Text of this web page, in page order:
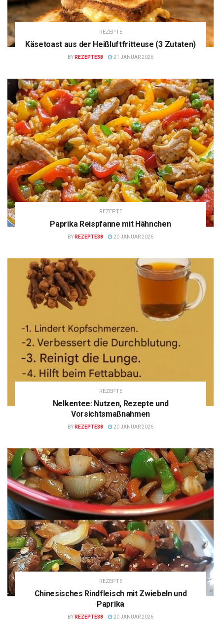
REZEPTE
Käsetoast aus der Heißluftfritteuse (3 Zutaten)
BY REZEPTE38 21 JANUAR 2026
REZEPTE
Paprika Reispfanne mit Hähnchen
BY REZEPTE38 20 JANUAR 2026
REZEPTE
Nelkentee: Nutzen, Rezepte und
Vorsichtsmaßnahmen
BY REZEPTE38 20 JANUAR 2026
REZEPTE
Chinesisches Rindfleisch mit Zwiebeln und
Paprika
BY REZEPTE38 20 JANUAR 2026